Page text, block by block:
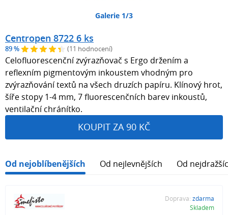
Galerie 1/3
Centropen 8722 6 ks
89 % (11 hodnocení)
Celofluorescenční zvýrazňovač s Ergo držením a
reflexním pigmentovým inkoustem vhodným pro
zvýrazňování textů na všech druzích papíru. Klínový hrot,
šíře stopy 1-4 mm, 7 fluorescenčních barev inkoustů,
ventilační chránítko.
KOUPIT ZA 90 KČ
Od nejoblíbenějších Od nejlevnějších Od
Doprava: zdarma
Skladem